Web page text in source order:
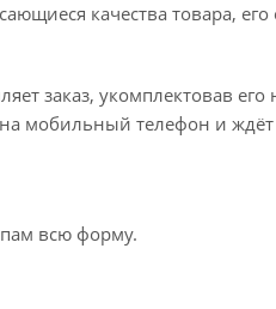
качества товара,
заказ, укомплектовав
мобильный телефон и ждёт
всю форму.